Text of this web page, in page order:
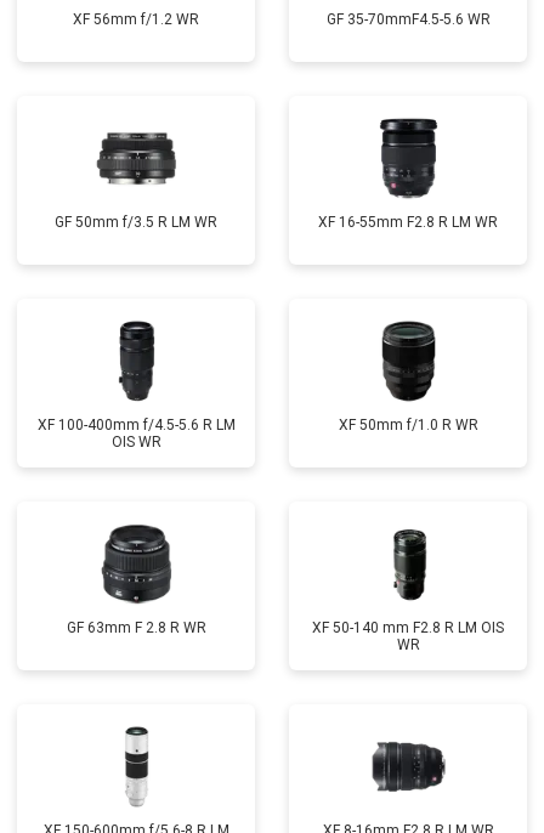
XF 56mm f/1.2 WR GF 35-70mmF4.5-5.6 WR
GF 50mm f/3.5 R LM WR XF 16-55mm F2.8 R LM WR
XF 100-400mm f/4.5-5.6 R LM
OIS WR
XF 50mm f/1.0 R WR
GF 63mm F 2.8 R WR
XF 50-140 mm F2.8 R LM OIS
WR